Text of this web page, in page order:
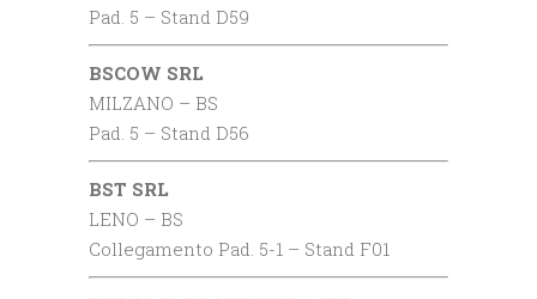
Pad. 5 – Stand D59
BSCOW SRL
MILZANO – BS
Pad. 5 – Stand D56
BST SRL
LENO – BS
Collegamento Pad. 5-1 – Stand F01